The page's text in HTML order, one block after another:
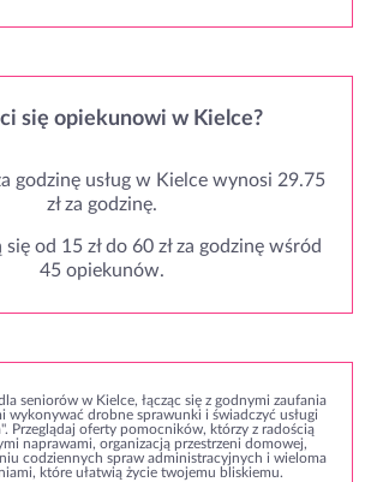
się opiekunowi w Kielce?
godzinę usług w Kielce wynosi 29.75
zł za godzinę.
od 15 zł do 60 zł za godzinę wśród
45 opiekunów.
seniorów w Kielce, łącząc się z godnymi zaufania
wykonywać drobne sprawunki i świadczyć usługi
Przeglądaj oferty pomocników, którzy z radością
naprawami, organizacją przestrzeni domowej,
codziennych spraw administracyjnych i wieloma
które ułatwią życie twojemu bliskiemu.